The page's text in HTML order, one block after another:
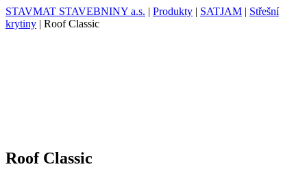
STAVMAT STAVEBNINY a.s. | Produkty | SATJAM | Střešní
krytiny | Roof Classic
Roof Classic